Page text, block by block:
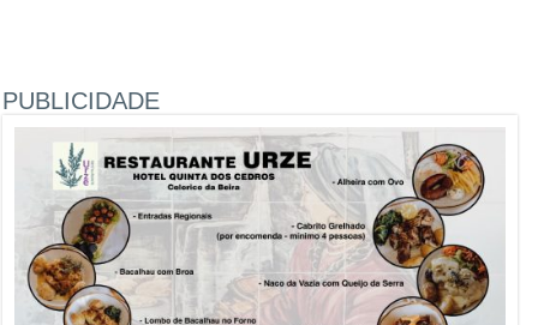
PUBLICIDADE